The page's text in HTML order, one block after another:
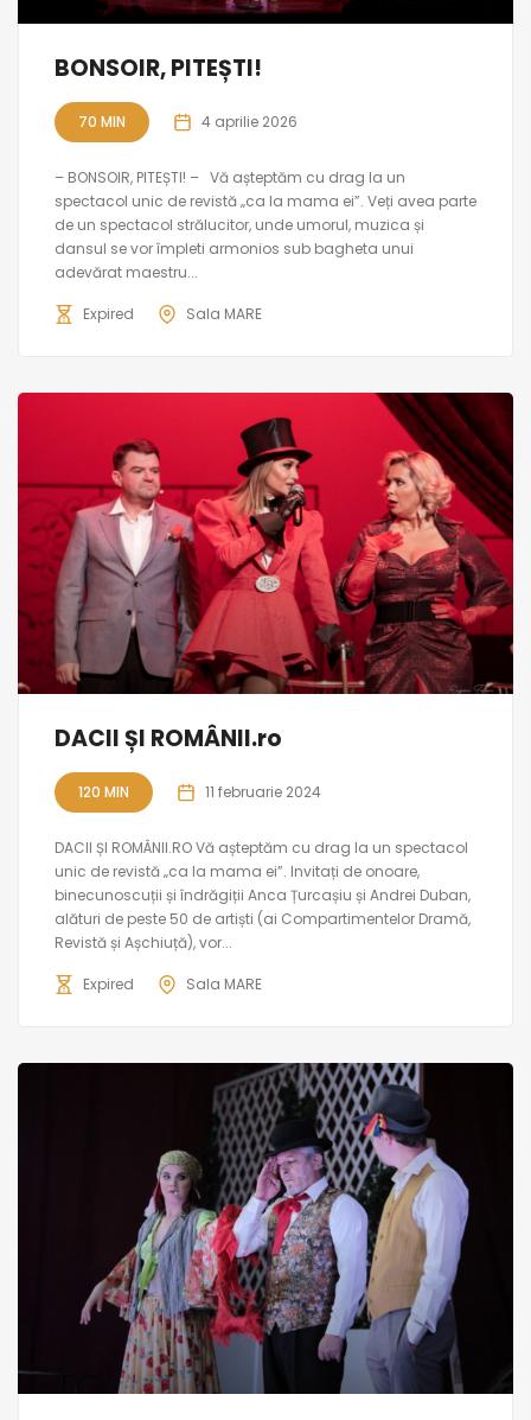
BONSOIR, PITEȘTI!
70 MIN 4 aprilie 2026
– BONSOIR, PITEȘTI! – Vă așteptăm cu drag la un
spectacol unic de revistă „ca la mama ei”. Veți avea parte
de un spectacol strălucitor, unde umorul, muzica și
dansul se vor împleti armonios sub bagheta unui
adevărat maestru...
Expired Sala MARE
DACII ȘI ROMÂNII.ro
120 MIN 11 februarie 2024
DACII ȘI ROMÂNII.RO Vă așteptăm cu drag la un spectacol
unic de revistă „ca la mama ei”. Invitați de onoare,
binecunoscuții și îndrăgiții Anca Țurcașiu și Andrei Duban,
alături de peste 50 de artiști (ai Compartimentelor Dramă,
Revistă și Așchiuță), vor...
Expired Sala MARE